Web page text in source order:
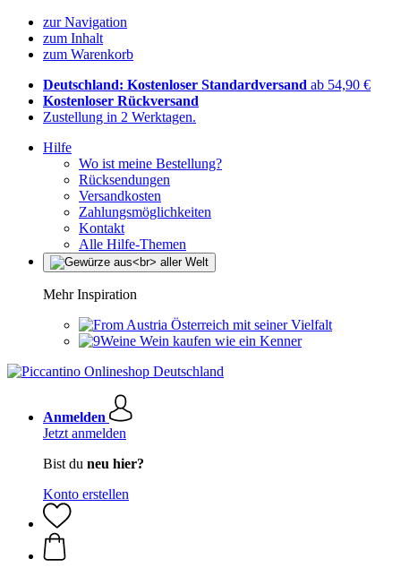
zur Navigation
zum Inhalt
zum Warenkorb
Deutschland: Kostenloser Standardversand ab 54,90 €
Kostenloser Rückversand
Zustellung in 2 Werktagen.
Hilfe
Wo ist meine Bestellung?
Rücksendungen
Versandkosten
Zahlungsmöglichkeiten
Kontakt
Alle Hilfe-Themen
Mehr Inspiration
Österreich mit seiner Vielfalt
Wein kaufen wie ein Kenner
Anmelden
Jetzt anmelden
Bist du neu hier?
Konto erstellen